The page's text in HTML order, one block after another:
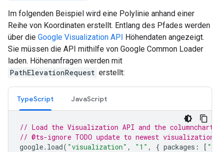
Im folgenden Beispiel wird eine Polylinie anhand einer
Reihe von Koordinaten erstellt. Entlang des Pfades werden
über die Google Visualization API Höhendaten angezeigt.
Sie müssen die API mithilfe von Google Common Loader
laden. Höhenanfragen werden mit
PathElevationRequest erstellt:
TypeScript JavaScript
// Load the Visualization API and the columnchart
// @ts-ignore TODO update to newest
google. load( "visualization" , "1" , { packages : [